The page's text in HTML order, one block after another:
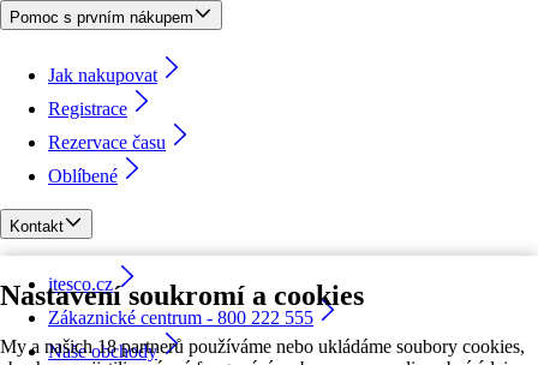
Nastavení soukromí a cookies
My a našich 18 partnerů používáme nebo ukládáme soubory cookies,
Pomoc s prvním nákupem
Jak nakupovat
Registrace
Rezervace času
Oblíbené
Kontakt
itesco.cz
Zákaznické centrum - 800 222 555
Naše obchody